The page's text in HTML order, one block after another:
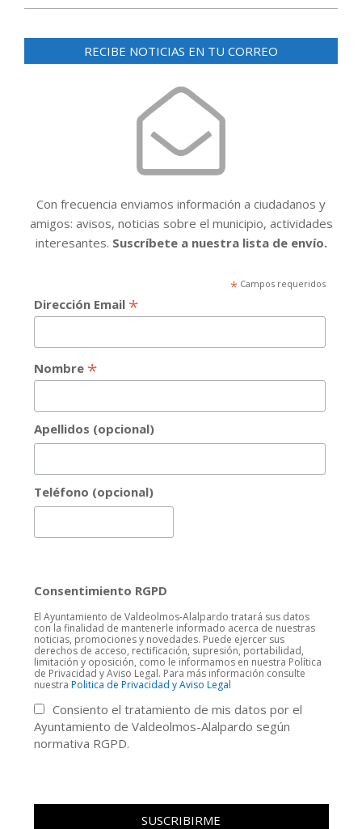
RECIBE NOTICIAS EN TU CORREO
Con frecuencia enviamos información a ciudadanos y
amigos: avisos, noticias sobre el municipio, actividades
interesantes. Suscríbete a nuestra lista de envío.
*Campos requeridos
Dirección Email *
Nombre *
Apellidos (opcional)
Teléfono (opcional)
Consentimiento RGPD
El Ayuntamiento de Valdeolmos-Alalpardo tratará sus datos
con la finalidad de mantenerle informado acerca de nuestras
noticias, promociones y novedades. Puede ejercer sus
derechos de acceso, rectificación, supresión, portabilidad,
limitación y oposición, como le informamos en nuestra Política
de Privacidad y Aviso Legal. Para más información consulte
nuestra Politica de Privacidad y Aviso Legal
Consiento el tratamiento de mis datos por el
Ayuntamiento de Valdeolmos-Alalpardo según
normativa RGPD.